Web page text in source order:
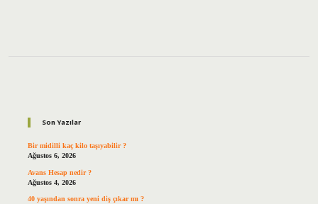
Son Yazılar
Bir midilli kaç kilo taşıyabilir ?
Ağustos 6, 2026
Avans Hesap nedir ?
Ağustos 4, 2026
40 yaşından sonra yeni diş çıkar mı ?